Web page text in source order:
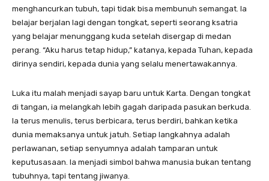
menghancurkan tubuh, tapi tidak bisa membunuh semangat. Ia
belajar berjalan lagi dengan tongkat, seperti seorang ksatria
yang belajar menunggang kuda setelah disergap di medan
perang. “Aku harus tetap hidup,” katanya, kepada Tuhan, kepada
dirinya sendiri, kepada dunia yang selalu menertawakannya.
Luka itu malah menjadi sayap baru untuk Karta. Dengan tongkat
di tangan, ia melangkah lebih gagah daripada pasukan berkuda.
Ia terus menulis, terus berbicara, terus berdiri, bahkan ketika
dunia memaksanya untuk jatuh. Setiap langkahnya adalah
perlawanan, setiap senyumnya adalah tamparan untuk
keputusasaan. Ia menjadi simbol bahwa manusia bukan tentang
tubuhnya, tapi tentang jiwanya.